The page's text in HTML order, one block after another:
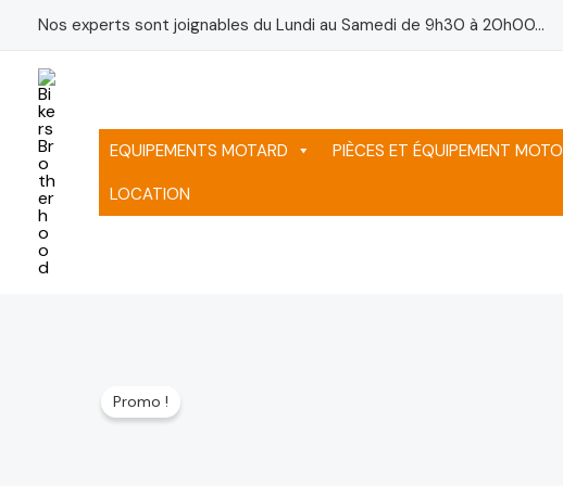
contenu
Nos experts sont joignables du Lundi au Samedi de 9h30 à 20h00...
EQUIPEMENTS MOTARD PIÈCES ET ÉQUIPEMENT MOTO
LOCATION
Promo !